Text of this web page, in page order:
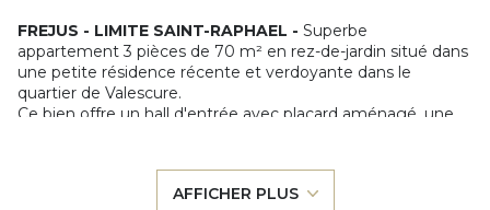
FREJUS - LIMITE SAINT-RAPHAEL - Superbe
appartement 3 pièces de 70 m² en rez-de-jardin situé dans
une petite résidence récente et verdoyante dans le
quartier de Valescure.
Ce bien offre un hall d'entrée avec placard aménagé, une
accès direct sur le jardin, une salle de bains et des toilettes
séparées. Le séjour et la cuisine offrent deux accès direct à
AFFICHER PLUS